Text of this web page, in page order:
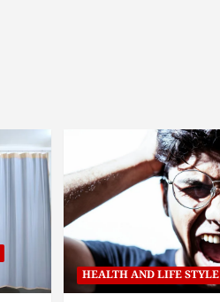
HEALTH AND LIFE STYLE